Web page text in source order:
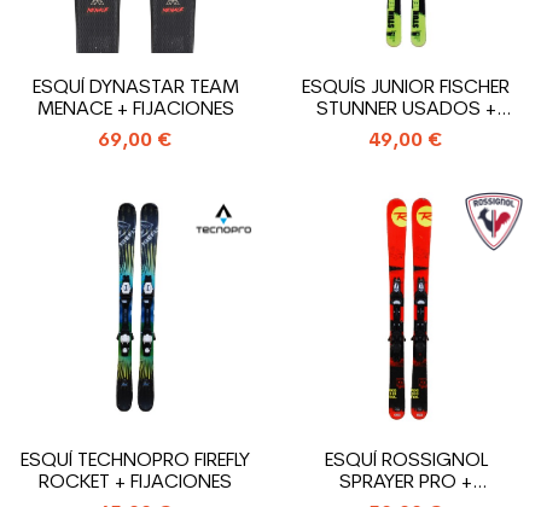
ESQUÍ DYNASTAR TEAM
MENACE + FIJACIONES
69,00 €
ESQUÍS JUNIOR FISCHER
STUNNER USADOS +
FIJACIONES
49,00 €
ESQUÍ TECHNOPRO FIREFLY
ROCKET + FIJACIONES
ESQUÍ ROSSIGNOL
SPRAYER PRO +